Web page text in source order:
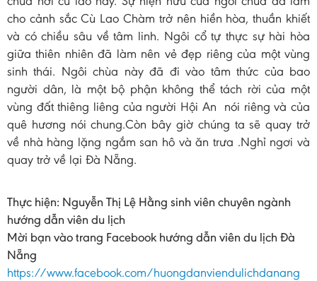
cho cảnh sắc Cù Lao Chàm trở nên hiền hòa, thuần khiết
và có chiều sâu về tâm linh. Ngôi cổ tự thực sự hài hòa
giữa thiên nhiên đã làm nên vẻ đẹp riêng của một vùng
sinh thái. Ngôi chùa này đã đi vào tâm thức của bao
người dân, là một bộ phận không thể tách rời của một
vùng đất thiêng liêng của người Hội An nói riêng và của
quê hương nói chung.Còn bây giờ chúng ta sẽ quay trở
về nhà hàng lặng ngắm san hô và ăn trưa .Nghỉ ngơi và
quay trở về lại Đà Nẵng.
Thực hiện: Nguyễn Thị Lệ Hằng sinh viên chuyên ngành
hướng dẫn viên du lịch
Mời bạn vào trang Facebook hướng dẫn viên du lịch Đà
Nẵng
https://www.facebook.com/huongdanviendulichdanang